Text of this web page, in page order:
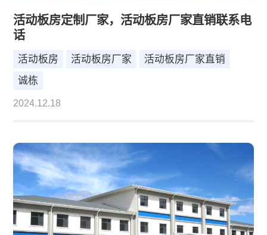
活动板房定制厂家，活动板房厂家直销联系电
话
活动板房 活动板房厂家
活动板房厂家直销
诚栋
2024.12.18